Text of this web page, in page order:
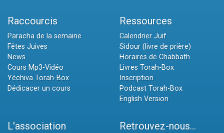
Raccourcis
Paracha de la semaine
Fêtes Juives
News
Cours Mp3-Vidéo
Yéchiva Torah-Box
Dédicacer un cours
Ressources
Calendrier Juif
Sidour (livre de prière)
Horaires de Chabbath
Livres Torah-Box
Inscription
Podcast Torah-Box
English Version
L'association Retrouvez-nous...